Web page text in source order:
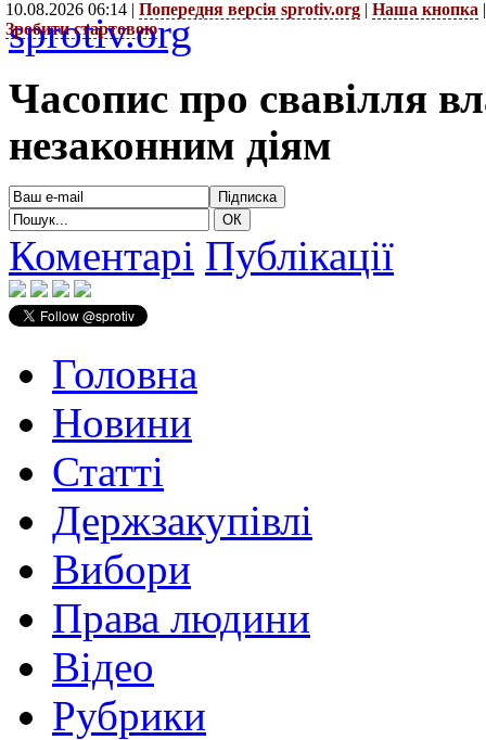
10.08.2026 06:14 | Попередня версія sprotiv.org | Наша кнопка
Зробити стартовою
sprotiv.org
Часопис про свавілля
незаконним діям
Коментарі Публікації
Головна
Новини
Статті
Держзакупівлі
Вибори
Права людини
Відео
Рубрики